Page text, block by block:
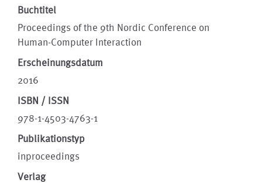
Buchtitel
Proceedings of the 9th Nordic Conference on
Human-Computer Interaction
Erscheinungsdatum
2016
ISBN / ISSN
978-1-4503-4763-1
Publikationstyp
inproceedings
Verlag